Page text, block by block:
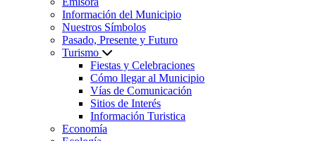
Información del Municipio
Nuestros Símbolos
Pasado, Presente y Futuro
Turismo
Fiestas y Celebraciones
Cómo llegar al Municipio
Vías de Comunicación
Sitios de Interés
Información Turistica
Economía